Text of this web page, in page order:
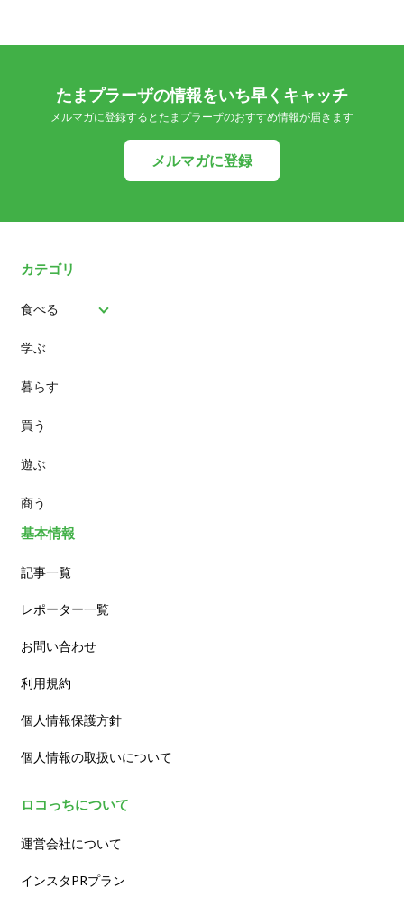
たまプラーザの情報をいち早くキャッチ
メルマガに登録するとたまプラーザのおすすめ情報が届きます
メルマガに登録
カテゴリ
食べる
パン
スイーツ
ランチ
カフェ
学ぶ
暮らす
買う
遊ぶ
商う
基本情報
記事一覧
レポーター一覧
お問い合わせ
利用規約
個人情報保護方針
個人情報の取扱いについて
ロコっちについて
運営会社について
インスタPRプラン